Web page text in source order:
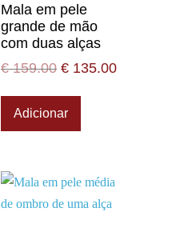
Mala em pele
grande de mão
com duas alças
€159.00 € 135.00
Adicionar